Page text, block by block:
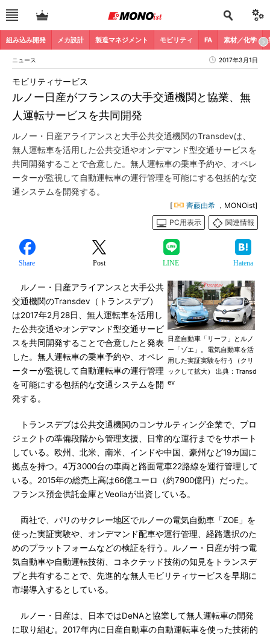
組み込み開発 メカ設計 製造マネジメント モビリティ FA 素材／化学
ニュース 2017年3月1日
ルノー日産がフランスの大手交通機関と協業、無
人運転サービスを共同開発
モビリティサービス
ルノー・日産アライアンスと大手公共交通機関のTransdevは、
無人運転車を活用した公共交通やオンデマンド型交通サービスを
共同開発することで合意した。無人運転車の乗車予約や、オペレ
ーターが監視して自動運転車の運行管理を可能にする包括的な交
通システムを開発する。
[ 齊藤由希 ，MONOist]
PC用表示
関連情報
Share Post LINE Hatena
日産自動車「リーフ」とルノ
ー「ゾエ」。電気自動車を活
用した実証実験を行う（クリ
ックして拡大） 出典：Transd
ev
ルノー・日産アライアンスと大手公共
交通機関のTransdev（トランスデブ）
は2017年2月28日、無人運転車を活用し
た公共交通やオンデマンド型交通サービ
スを共同開発することで合意したと発表
した。無人運転車の乗車予約や、オペレ
ーターが監視して自動運転車の運行管理
を可能にする包括的な交通システムを開
発する。
トランスデブは公共交通機関のコンサルティング企業で、プロ
ジェクトの準備段階から管理支援、日常的な運行までをサポート
している。欧州、北米、南米、インドや中国、豪州など19カ国に
拠点を持つ。4万3000台の車両と路面電車22路線を運行管理して
いる。2015年の総売上高は66億ユーロ（約7900億円）だった。
フランス預金供託金庫とVeoliaが出資している。
両社で、パリのサクレー地区でルノーの電気自動車「ZOE」を
使った実証実験や、オンデマンド配車や運行管理、経路選択のた
めのプラットフォームなどの検証を行う。ルノー・日産が持つ電
気自動車や自動運転技術、コネクテッド技術の知見をトランスデ
ブと共有することで、先進的な無人モビリティサービスを早期に
市場導入するとしている。
ルノー・日産は、日本ではDeNAと協業して無人運転車の開発
に取り組む。2017年内に日産自動車の自動運転車を使った技術的